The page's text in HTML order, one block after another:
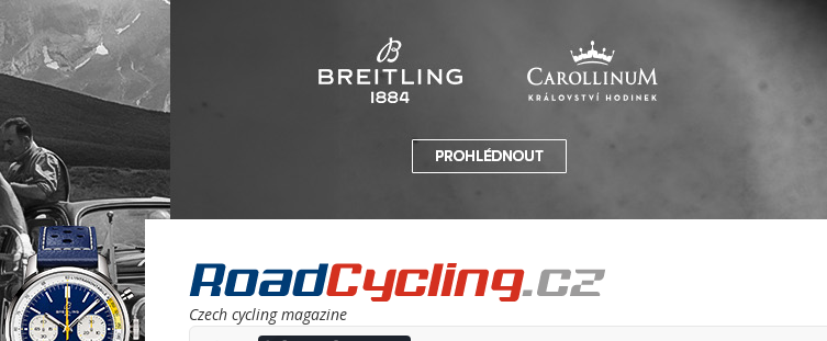
Czech cycling magazine